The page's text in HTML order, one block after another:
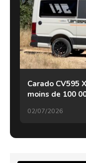
Carado CV595
moins de 100
02/07/2026